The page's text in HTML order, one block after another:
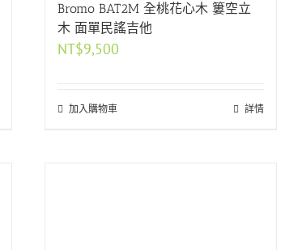
Bromo BAT2M 全桃花心木 簍空立
木 面單民謠吉他
NT$9,500
加入購物車 詳情